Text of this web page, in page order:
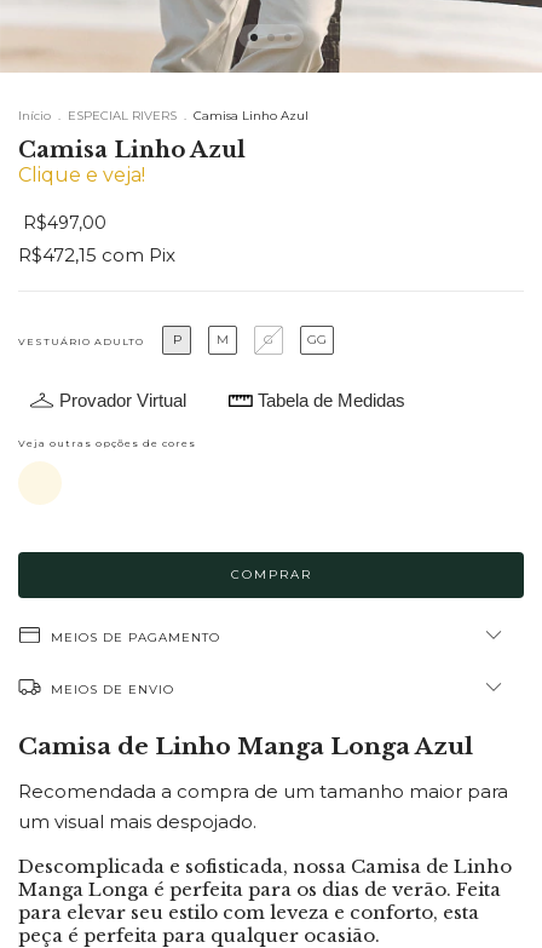
Início . ESPECIAL RIVERS . Camisa Linho Azul
Camisa Linho Azul
Clique e veja!
R$497,00
R$472,15 com Pix
VESTUÁRIO ADULTO P M G GG
Provador Virtual Tabela de Medidas
Veja outras opções de cores
MEIOS DE PAGAMENTO
MEIOS DE ENVIO
Camisa de Linho Manga Longa Azul
Recomendada a compra de um tamanho maior para
um visual mais despojado.
Descomplicada e sofisticada, nossa Camisa de Linho
Manga Longa é perfeita para os dias de verão. Feita
para elevar seu estilo com leveza e conforto, esta
peça é perfeita para qualquer ocasião.